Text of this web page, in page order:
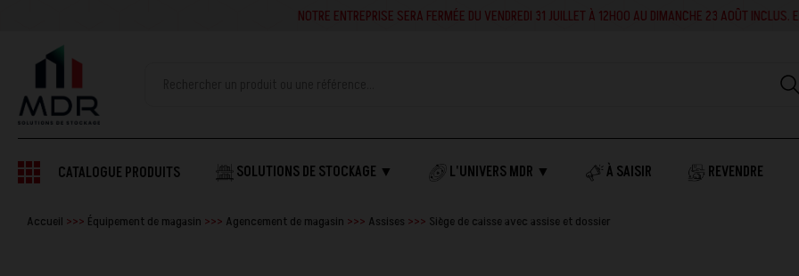
NOTRE ENTREPRISE SERA FERMÉE DU VENDREDI 31 JUILLET À 12H00 AU DIMANCHE 23 AOÛT INCLUS.
CATALOGUE PRODUITS SOLUTIONS DE STOCKAGE ▼ L'UNIVERS MDR ▼ À SAISIR REVENDRE
Accueil Équipement de magasin Agencement de magasin Assises Siège de caisse avec assise et dossier